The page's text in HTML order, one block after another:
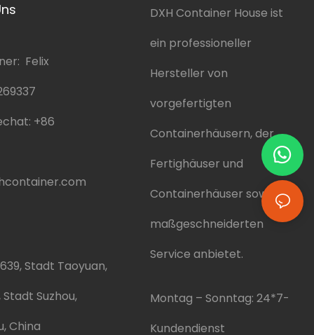
Felix
+86
Stadt Taoyuan,
Stadt Suzhou,
China
DXH Container House ist
ein professioneller
Hersteller von
vorgefertigten
Containerhäusern, der
Fertighäuser und
Containerhäuser sowie
maßgeschneiderten
Service anbietet.
Montag – Sonntag: 24*7-
Kundendienst